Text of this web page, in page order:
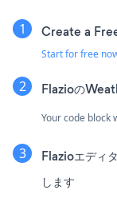
Create a
Start for free
Flazioの
Your code block
Flazioエディ
します